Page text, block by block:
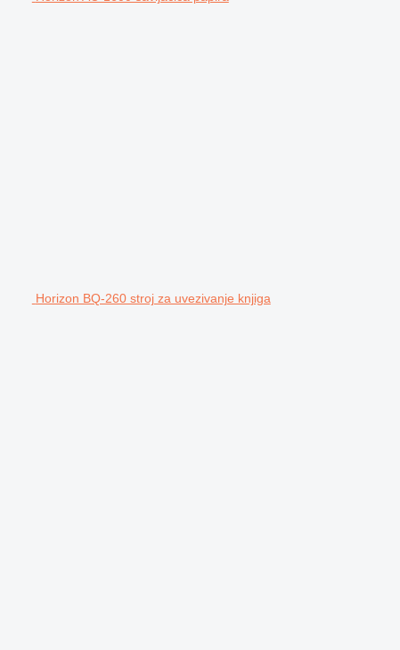
Horizon BQ-260 stroj za uvezivanje knjiga